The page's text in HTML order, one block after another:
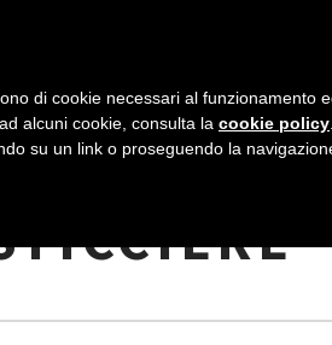
CON IL
di cookie necessari al funzionamento
alcuni cookie, consulta la cookie policy
su un link o proseguendo la